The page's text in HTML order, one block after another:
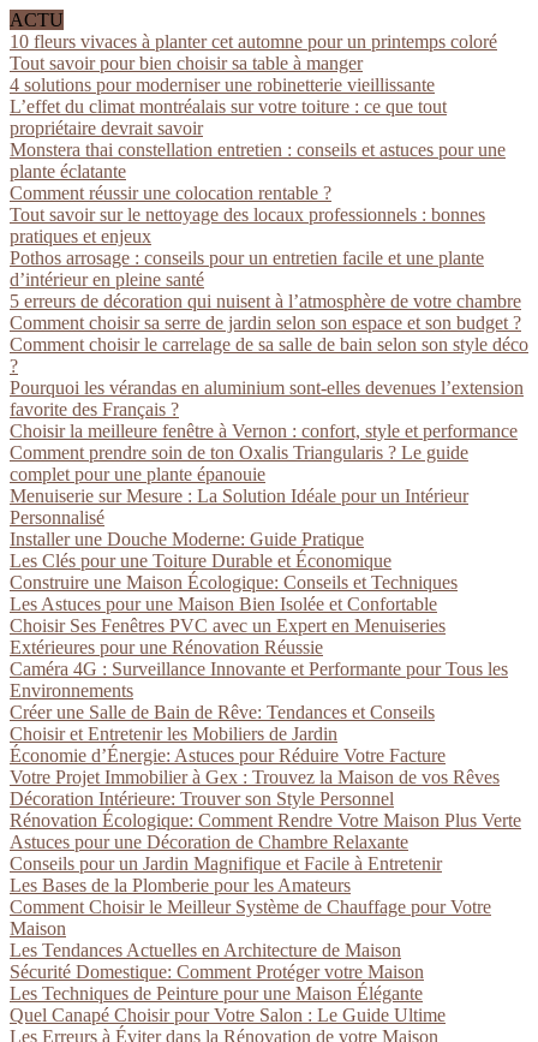
ACTU
10 fleurs vivaces à planter cet automne pour un printemps coloré
Tout savoir pour bien choisir sa table à manger
4 solutions pour moderniser une robinetterie vieillissante
L’effet du climat montréalais sur votre toiture : ce que tout
propriétaire devrait savoir
Monstera thai constellation entretien : conseils et astuces pour une
plante éclatante
Comment réussir une colocation rentable ?
Tout savoir sur le nettoyage des locaux professionnels : bonnes
pratiques et enjeux
Pothos arrosage : conseils pour un entretien facile et une plante
d’intérieur en pleine santé
5 erreurs de décoration qui nuisent à l’atmosphère de votre chambre
Comment choisir sa serre de jardin selon son espace et son budget ?
Comment choisir le carrelage de sa salle de bain selon son style déco
?
Pourquoi les vérandas en aluminium sont-elles devenues l’extension
favorite des Français ?
Choisir la meilleure fenêtre à Vernon : confort, style et performance
Comment prendre soin de ton Oxalis Triangularis ? Le guide
complet pour une plante épanouie
Menuiserie sur Mesure : La Solution Idéale pour un Intérieur
Personnalisé
Installer une Douche Moderne: Guide Pratique
Les Clés pour une Toiture Durable et Économique
Construire une Maison Écologique: Conseils et Techniques
Les Astuces pour une Maison Bien Isolée et Confortable
Choisir Ses Fenêtres PVC avec un Expert en Menuiseries
Extérieures pour une Rénovation Réussie
Caméra 4G : Surveillance Innovante et Performante pour Tous les
Environnements
Créer une Salle de Bain de Rêve: Tendances et Conseils
Choisir et Entretenir les Mobiliers de Jardin
Économie d’Énergie: Astuces pour Réduire Votre Facture
Votre Projet Immobilier à Gex : Trouvez la Maison de vos Rêves
Décoration Intérieure: Trouver son Style Personnel
Rénovation Écologique: Comment Rendre Votre Maison Plus Verte
Astuces pour une Décoration de Chambre Relaxante
Conseils pour un Jardin Magnifique et Facile à Entretenir
Les Bases de la Plomberie pour les Amateurs
Comment Choisir le Meilleur Système de Chauffage pour Votre
Maison
Les Tendances Actuelles en Architecture de Maison
Sécurité Domestique: Comment Protéger votre Maison
Les Techniques de Peinture pour une Maison Élégante
Quel Canapé Choisir pour Votre Salon : Le Guide Ultime
Les Erreurs à Éviter dans la Rénovation de votre Maison